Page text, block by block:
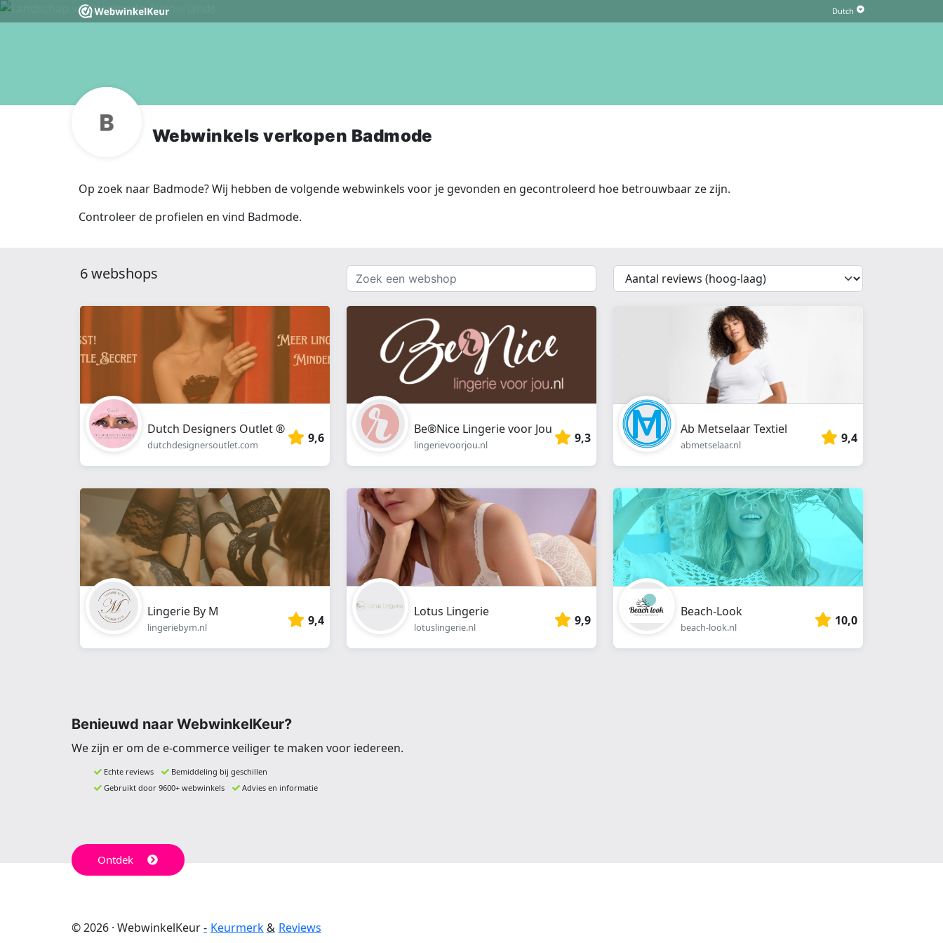
Webwinkels verkopen Badmode
Op zoek naar Badmode? Wij hebben de volgende webwinkels voor je gevonden en gecontroleerd hoe betrouwbaar ze zijn.
Controleer de profielen en vind Badmode.
6 webshops
Zoek
een
webshop
{{
__('Sort')
Dutch Designers Outlet ®
dutchdesignersoutlet.com 9,6
Be®Nice Lingerie voor Jou
lingerievoorjou.nl 9,3
Ab Metselaar Textiel
abmetselaar.nl 9,4
Lingerie By M
lingeriebym.nl 9,4
Lotus Lingerie
lotuslingerie.nl 9,9
Beach-Look
beach-look.nl 10,0
Benieuwd naar WebwinkelKeur?
We zijn er om de e-commerce veiliger te maken voor iedereen.
Echte reviews
Bemiddeling bij geschillen
Gebruikt door 9600+ webwinkels
Advies en informatie
Ontdek
© 2026 · WebwinkelKeur Keurmerk Reviews